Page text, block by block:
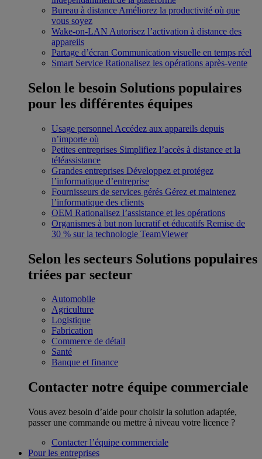
Bureau à distance Améliorez la productivité où que
vous soyez
Wake-on-LAN Autorisez l’activation à distance des
appareils
Partage d’écran Communication visuelle en temps réel
Smart Service Rationalisez les opérations après-vente
Selon le besoin Solutions populaires
pour les différentes équipes
Usage personnel Accédez aux appareils depuis
n’importe où
Petites entreprises Simplifiez l’accès à distance et la
téléassistance
Grandes entreprises Développez et protégez
l’informatique d’entreprise
Fournisseurs de services gérés Gérez et maintenez
l’informatique des clients
OEM Rationalisez l’assistance et les opérations
Organismes à but non lucratif et éducatifs Remise de
30 % sur la technologie TeamViewer
Selon les secteurs Solutions populaires
triées par secteur
Automobile
Agriculture
Logistique
Fabrication
Commerce de détail
Santé
Banque et finance
Contacter notre équipe commerciale
Vous avez besoin d’aide pour choisir la solution adaptée,
passer une commande ou mettre à niveau votre licence ?
Contacter l’équipe commerciale
Pour les entreprises